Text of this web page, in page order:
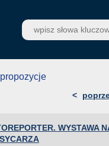
<
WYSTAWA